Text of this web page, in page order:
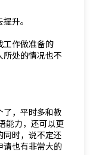
升。
工作做准备的
所处的情况也不
了，平时多和教
能力，还可以更
时，说不定还
请也有非常大的